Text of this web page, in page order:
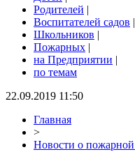
Родителей |
Воспитателей садов |
Школьников |
Пожарных |
на Предприятии |
по темам
22.09.2019 11:50
Главная
>
Новости о пожарной